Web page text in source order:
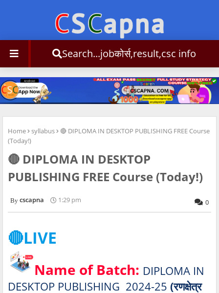
Search...jobकोर्स,result,csc
Home syllabus
🔴 DIPLOMA IN DESKTOP PUBLISHING FREE Course
(Today!)
🔴 DIPLOMA IN DESKTOP
PUBLISHING FREE Course (Today!)
cscapna 1:29 pm 0
🔴LIVE
Name of Batch: DIPLOMA IN
DESKTOP PUBLISHING 2024-25 (रणक्षेत्र